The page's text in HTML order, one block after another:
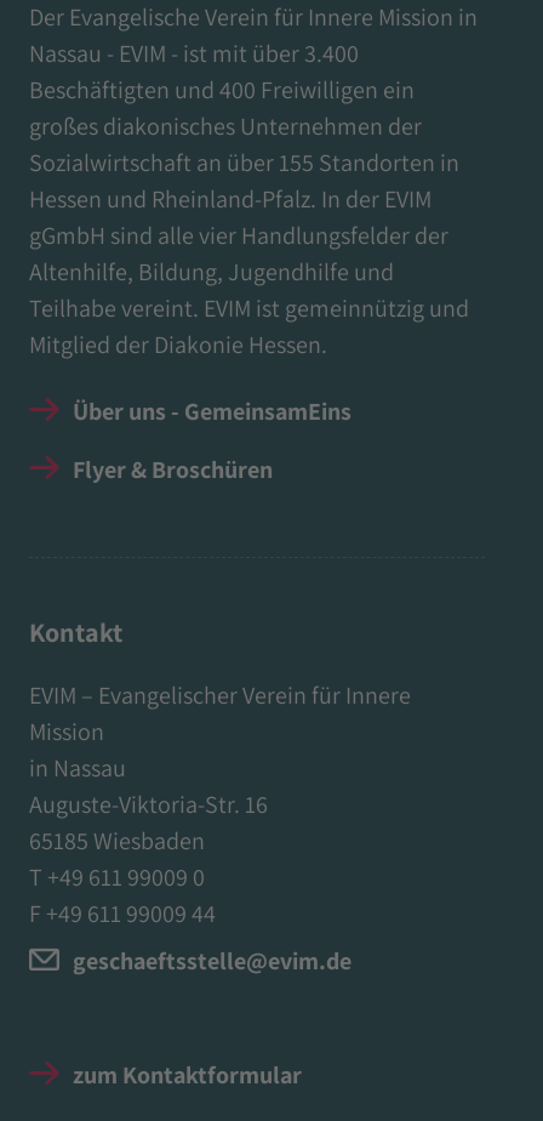
Der Evangelische Verein für Innere Mission in
Nassau - EVIM - ist mit über 3.400
Beschäftigten und 400 Freiwilligen ein
großes diakonisches Unternehmen der
Sozialwirtschaft an über 155 Standorten in
Hessen und Rheinland-Pfalz. In der EVIM
gGmbH sind alle vier Handlungsfelder der
Altenhilfe, Bildung, Jugendhilfe und
Teilhabe vereint. EVIM ist gemeinnützig und
Mitglied der Diakonie Hessen.
Über uns - GemeinsamEins
Flyer & Broschüren
Kontakt
EVIM – Evangelischer Verein für Innere
Mission
in Nassau
Auguste-Viktoria-Str. 16
65185 Wiesbaden
T +49 611 99009 0
F +49 611 99009 44
geschaeftsstelle@evim.de
zum Kontaktformular